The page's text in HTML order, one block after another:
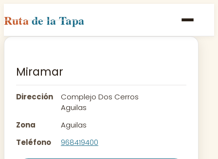
Rutade la Tapa
Inicio
Rutas
Contacto
Miramar
Dirección
Complejo Dos Cerros
Aguilas
Zona
Aguilas
Teléfono
968419400